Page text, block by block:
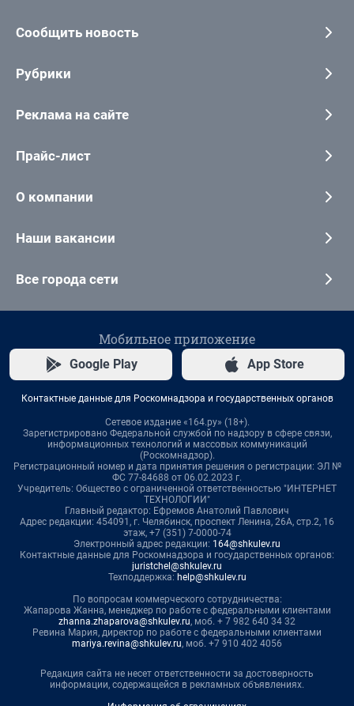
Сообщить новость
Рубрики
Реклама на сайте
Прайс-лист
О компании
Наши вакансии
Все города сети
Мобильное приложение
Google Play App Store
Контактные данные для Роскомнадзора и государственных органов
Сетевое издание «164.ру» (18+).
Зарегистрировано Федеральной службой по надзору в сфере связи,
информационных технологий и массовых коммуникаций
(Роскомнадзор).
Регистрационный номер и дата принятия решения о регистрации: ЭЛ №
ФС 77-84688 от 06.02.2023 г.
Учредитель: Общество с ограниченной ответственностью "ИНТЕРНЕТ
ТЕХНОЛОГИИ"
Главный редактор: Ефремов Анатолий Павлович
Адрес редакции: 454091, г. Челябинск, проспект Ленина, 26А, стр.2, 16
этаж, +7 (351) 7-0000-74
Электронный адрес редакции: 164@shkulev.ru
Контактные данные для Роскомнадзора и государственных органов:
juristchel@shkulev.ru
Техподдержка: help@shkulev.ru
По вопросам коммерческого сотрудничества:
Жапарова Жанна, менеджер по работе с федеральными клиентами
zhanna.zhaparova@shkulev.ru, моб. + 7 982 640 34 32
Ревина Мария, директор по работе с федеральными клиентами
mariya.revina@shkulev.ru, моб. +7 910 402 4056
Редакция сайта не несет ответственности за достоверность
информации, содержащейся в рекламных объявлениях.